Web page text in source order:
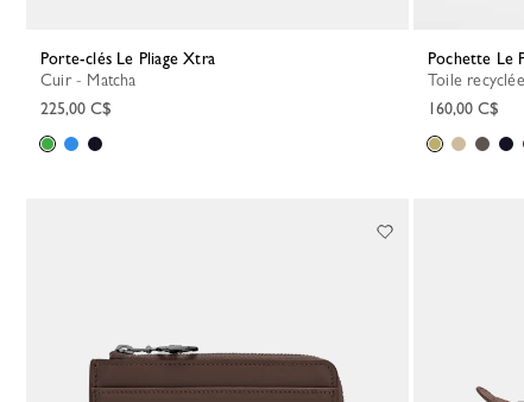
Porte-clés Le Pliage Xtra
Cuir - Matcha
225,00 C$
Pochette Le
Toile
160,00 C$